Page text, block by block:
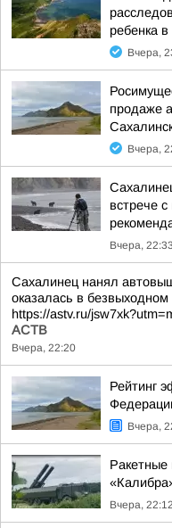
ребенка
Вчера,
продаже
Вчера,
встрече
Вчера, 22:33
Сахалинец нанял
оказалась в
https://astv.ru/
АСТВ
Вчера, 22:20
Рейтинг
Вчера,
Ракетные
Вчера, 22:12